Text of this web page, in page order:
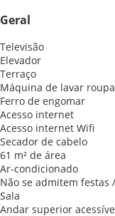
Geral
Televisão
Elevador
Terraço
Máquina de lavar roupa
Ferro de engomar
Acesso internet
Acesso internet Wifi
Secador de cabelo
61 m² de área
Ar-condicionado
Não se admitem festas
Sala
Andar superior